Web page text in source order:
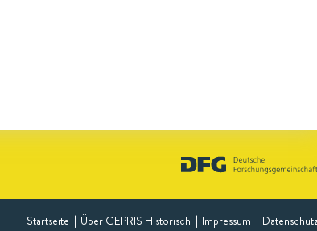
Startseite Über GEPRIS Historisch Impressum Datenschutz